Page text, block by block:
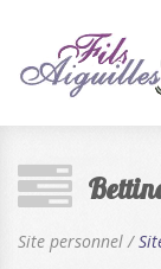
Site personnel /